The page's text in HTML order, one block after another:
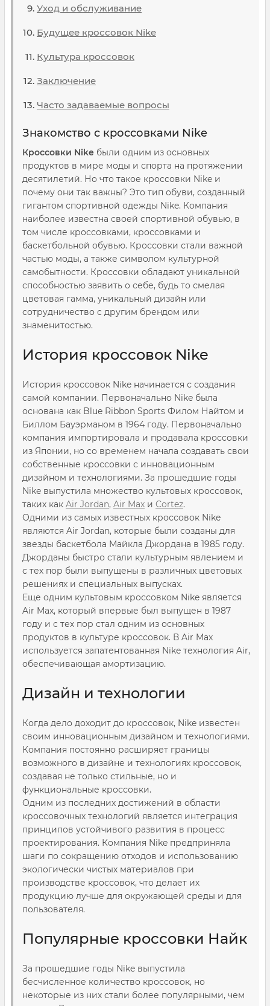
Уход и обслуживание
Будущее кроссовок Nike
Культура кроссовок
Заключение
Часто задаваемые вопросы
Знакомство с кроссовками Nike
Кроссовки Nike были одним из основных
продуктов в мире моды и спорта на протяжении
десятилетий. Но что такое кроссовки Nike и
почему они так важны? Это тип обуви, созданный
гигантом спортивной одежды Nike. Компания
наиболее известна своей спортивной обувью, в
том числе кроссовками, кроссовками и
баскетбольной обувью. Кроссовки стали важной
частью моды, а также символом культурной
самобытности. Кроссовки обладают уникальной
способностью заявить о себе, будь то смелая
цветовая гамма, уникальный дизайн или
сотрудничество с другим брендом или
знаменитостью.
История кроссовок Nike
История кроссовок Nike начинается с создания
самой компании. Первоначально Nike была
основана как Blue Ribbon Sports Филом Найтом и
Биллом Бауэрманом в 1964 году. Первоначально
компания импортировала и продавала кроссовки
из Японии, но со временем начала создавать свои
собственные кроссовки с инновационным
дизайном и технологиями. За прошедшие годы
Nike выпустила множество культовых кроссовок,
таких как Air Jordan, Air Max и Cortez.
Одними из самых известных кроссовок Nike
являются Air Jordan, которые были созданы для
звезды баскетбола Майкла Джордана в 1985 году.
Джорданы быстро стали культурным явлением и
с тех пор были выпущены в различных цветовых
решениях и специальных выпусках.
Еще одним культовым кроссовком Nike является
Air Max, который впервые был выпущен в 1987
году и с тех пор стал одним из основных
продуктов в культуре кроссовок. В Air Max
используется запатентованная Nike технология Air,
обеспечивающая амортизацию.
Дизайн и технологии
Когда дело доходит до кроссовок, Nike известен
своим инновационным дизайном и технологиями.
Компания постоянно расширяет границы
возможного в дизайне и технологиях кроссовок,
создавая не только стильные, но и
функциональные кроссовки.
Одним из последних достижений в области
кроссовочных технологий является интеграция
принципов устойчивого развития в процесс
проектирования. Компания Nike предприняла
шаги по сокращению отходов и использованию
экологически чистых материалов при
производстве кроссовок, что делает их
продукцию лучше для окружающей среды и для
пользователя.
Популярные кроссовки Найк
За прошедшие годы Nike выпустила
бесчисленное количество кроссовок, но
некоторые из них стали более популярными, чем